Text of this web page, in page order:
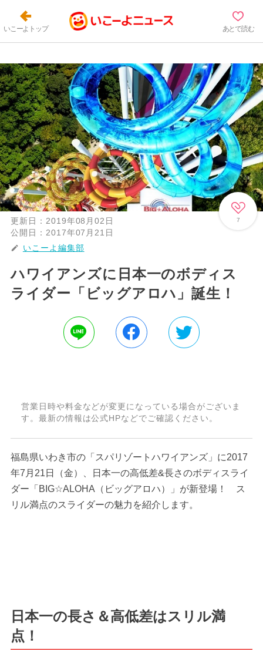
いこーよトップ あとで読む
7
更新日： 2019年08月02日
公開日： 2017年07月21日
いこーよ編集部
ハワイアンズに日本一のボディス
ライダー「ビッグアロハ」誕生！
営業日時や料金などが変更になっている場合がございま
す。最新の情報は公式HPなどでご確認ください。
福島県いわき市の「スパリゾートハワイアンズ」に2017
年7月21日（金）、日本一の高低差&長さのボディスライ
ダー「BIG☆ALOHA（ビッグアロハ）」が新登場！ ス
リル満点のスライダーの魅力を紹介します。
日本一の長さ＆高低差はスリル満
点！